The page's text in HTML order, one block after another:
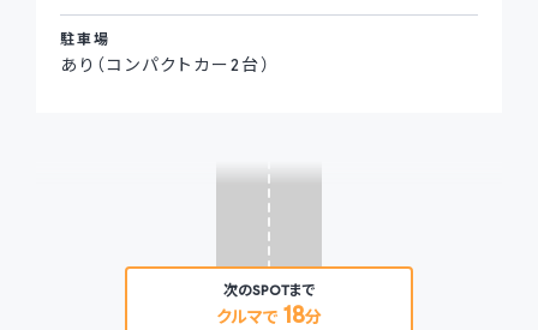
駐車場
あり（コンパクトカー2台）
次のSPOTまで
クルマで 18分